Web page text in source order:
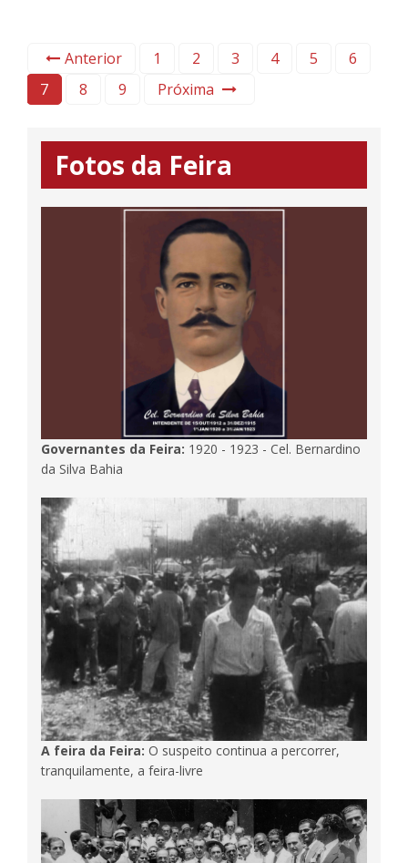
Anterior 1 2 3 4 5
6
7
8 9 Próxima
Fotos da Feira
Governantes da Feira: 1920 - 1923 - Cel. Bernardino
da Silva Bahia
A feira da Feira: O suspeito continua a percorrer,
tranquilamente, a feira-livre